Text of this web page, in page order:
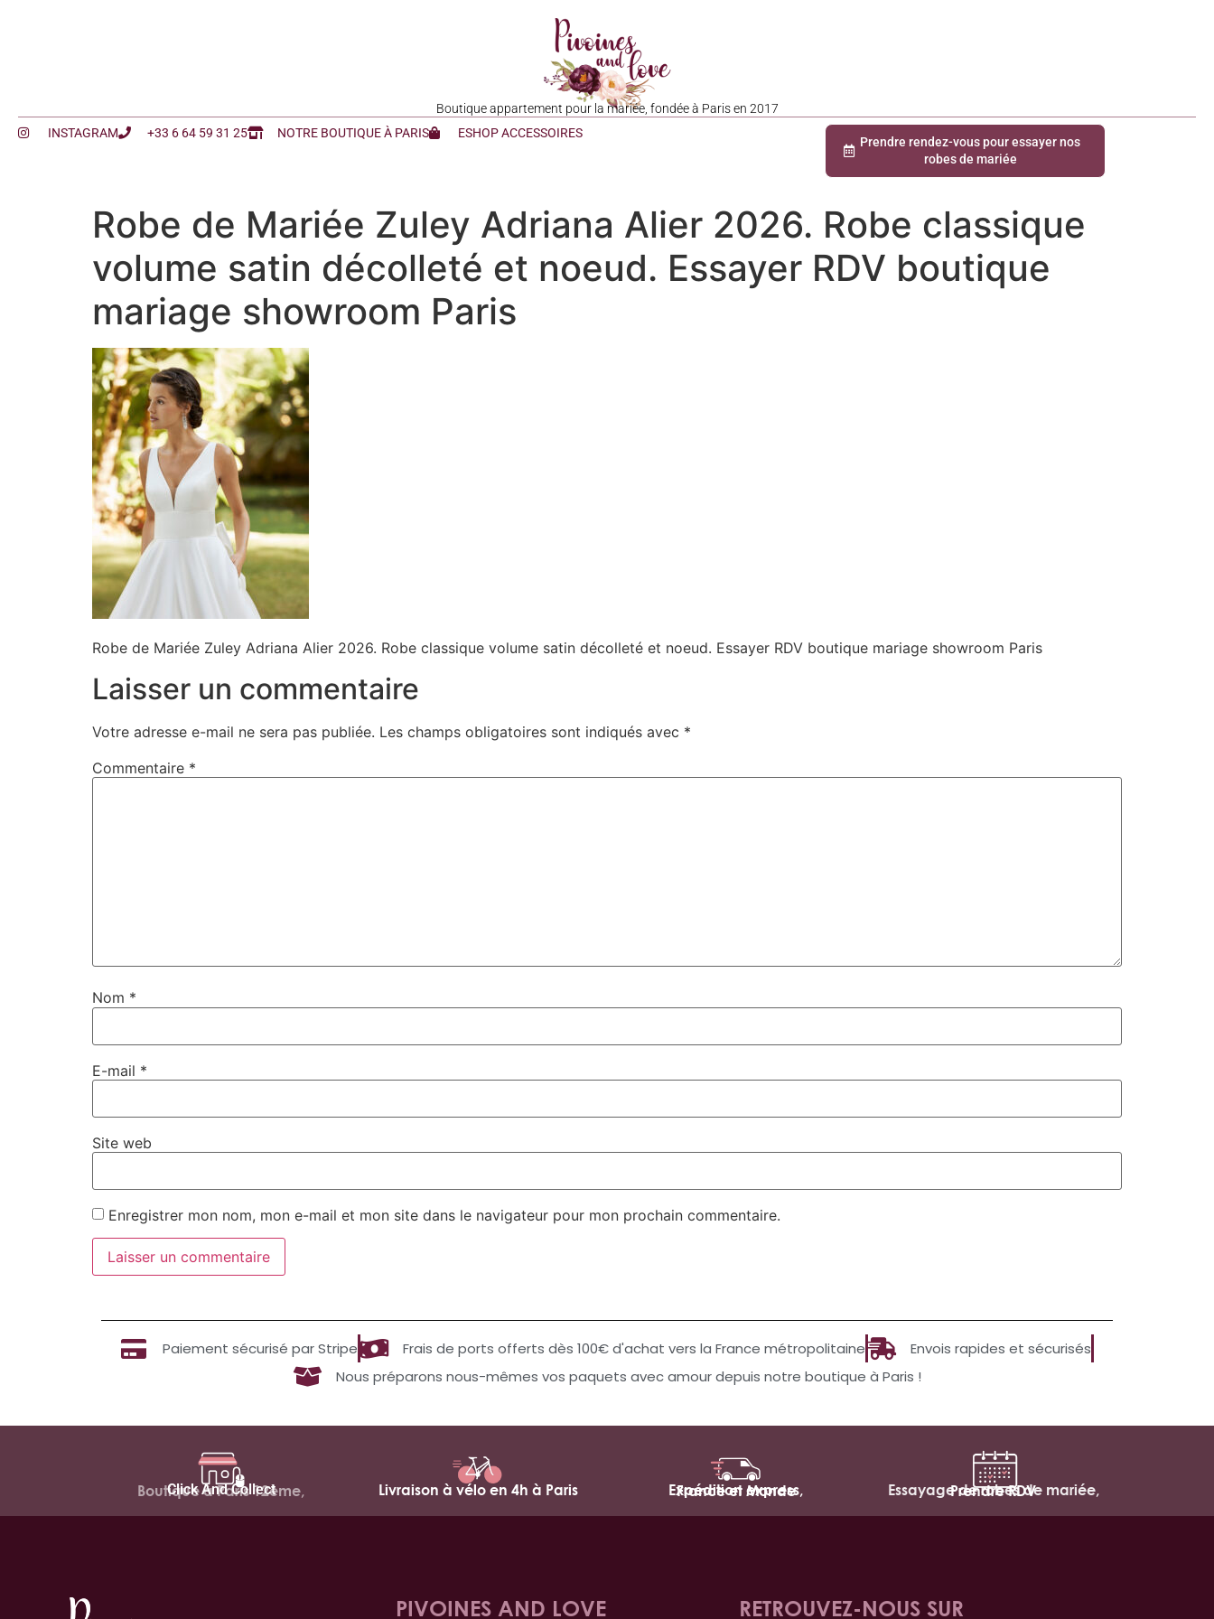
Boutique appartement pour la mariée, fondée à Paris en 2017
INSTAGRAM
+33 6 64 59 31 25 NOTRE BOUTIQUE À PARIS ESHOP ACCESSOIRES
Prendre rendez-vous pour essayer nos
robes de mariée
Robe de Mariée Zuley Adriana Alier 2026. Robe classique
volume satin décolleté et noeud. Essayer RDV boutique
mariage showroom Paris
Robe de Mariée Zuley Adriana Alier 2026. Robe classique volume satin décolleté et noeud. Essayer RDV boutique mariage showroom Paris
Laisser un commentaire
Votre adresse e-mail ne sera pas publiée. Les champs obligatoires sont indiqués avec *
Commentaire *
Nom *
E-mail *
Site web
Enregistrer mon nom, mon e-mail et mon site dans le navigateur pour mon prochain commentaire.
Paiement sécurisé par Stripe Frais de ports offerts dès 100€ d'achat vers la France métropolitaine
Envois rapides et sécurisés
Nous préparons nous-mêmes vos paquets avec amour depuis notre boutique à Paris !
Click And Collect
Boutique à Paris 12ème, Livraison à vélo en 4h à Paris Expédition express,
France et Monde Essayage de robes de mariée,
Prendre RDV
PIVOINES AND LOVE RETROUVEZ-NOUS SUR